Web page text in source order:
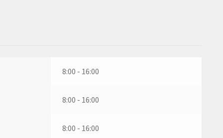
8:00 - 16:00
8:00 - 16:00
8:00 - 16:00